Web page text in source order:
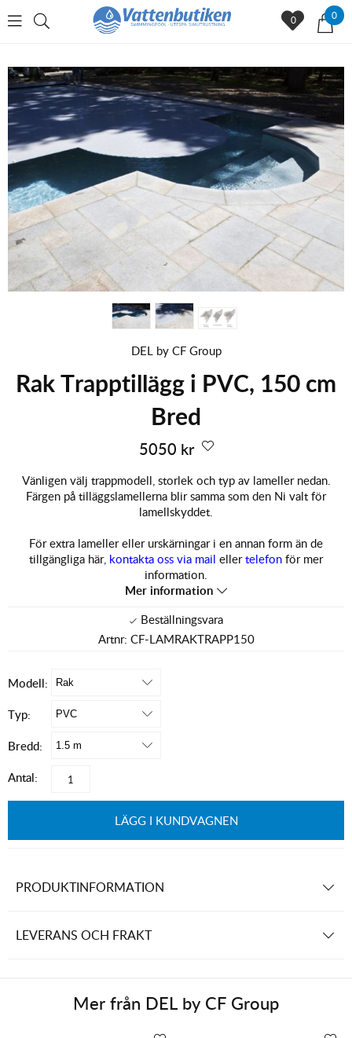
0
0
DEL by CF Group
Rak Trapptillägg i PVC, 150 cm
Bred
5050 kr
Vänligen välj trappmodell, storlek och typ av lameller nedan.
Färgen på tilläggslamellerna blir samma som den Ni valt för
lamellskyddet.
För extra lameller eller urskärningar i en annan form än de
tillgängliga här, kontakta oss via mail ellertelefon för mer
information.
Mer information
Artnr: CF-LAMRAKTRAPP150
Modell:
Typ:
Bredd:
Antal:
LÄGG I KUNDVAGNEN
PRODUKTINFORMATION
LEVERANS OCH FRAKT
Mer från DEL by CF Group